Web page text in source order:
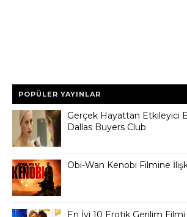
POPÜLER YAYINLAR
Gerçek Hayattan Etkileyici
Dallas Buyers Club
Obi-Wan Kenobi Filmine